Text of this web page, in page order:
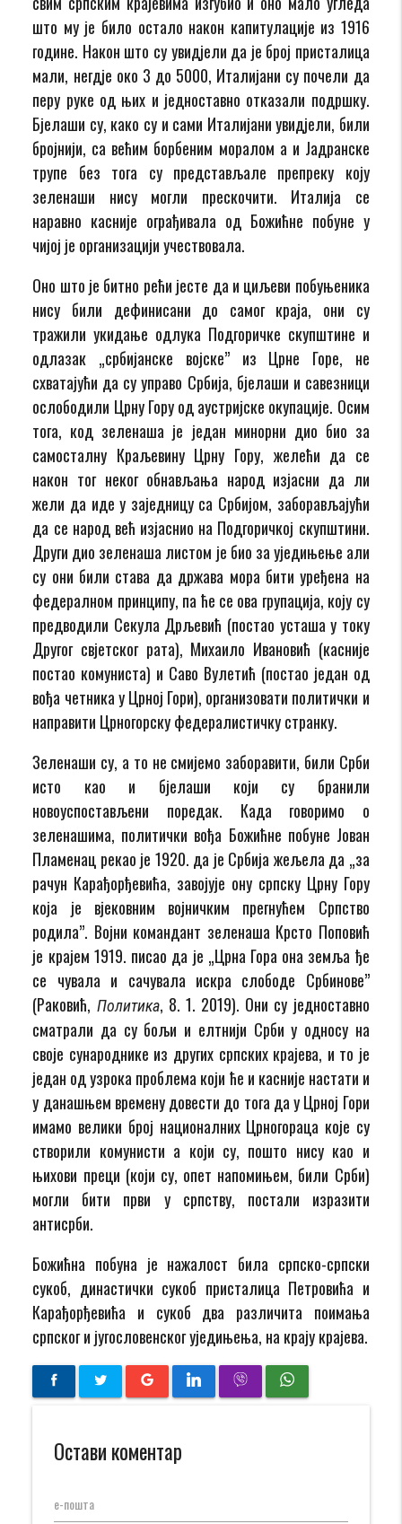
што му је било остало након капитулације из 1916
године. Након што су увидјели да је број присталица
мали, негдје око 3 до 5000, Италијани су почели да
перу руке од њих и једноставно отказали подршку.
Бјелаши су, како су и сами Италијани увидјели, били
бројнији, са већим борбеним моралом а и Јадранске
трупе без тога су представљале препреку коју
зеленаши нису могли прескочити. Италија се
наравно касније ограђивала од Божићне побуне у
чијој је организацији учествовала.
Оно што је битно рећи јесте да и циљеви побуњеника
нису били дефинисани до самог краја, они су
тражили укидање одлука Подгоричке скупштине и
одлазак „србијанске војске” из Црне Горе, не
схватајући да су управо Србија, бјелаши и савезници
ослободили Црну Гору од аустријске окупације. Осим
тога, код зеленаша је један минорни дио био за
самосталну Краљевину Црну Гору, желећи да се
након тог неког обнављања народ изјасни да ли
жели да иде у заједницу са Србијом, заборављајући
да се народ већ изјаснио на Подгоричкој скупштини.
Други дио зеленаша листом је био за уједињење али
су они били става да држава мора бити уређена на
федералном принципу, па ће се ова групација, коју су
предводили Секула Дрљевић (постао усташа у току
Другог свјетског рата), Михаило Ивановић (касније
постао комуниста) и Саво Вулетић (постао један од
вођа четника у Црној Гори), организовати политички и
направити Црногорску федералистичку странку.
Зеленаши су, а то не смијемо заборавити, били Срби
исто као и бјелаши који су бранили
новоуспостављени поредак. Када говоримо о
зеленашима, политички вођа Божићне побуне Јован
Пламенац рекао је 1920. да је Србија жељела да „за
рачун Карађорђевића, завојује ону српску Црну Гору
која је вјековним војничким прегнућем Српство
родила”. Војни командант зеленаша Крсто Поповић
је крајем 1919. писао да је „Црна Гора она земља ђе
се чувала и сачувала искра слободе Србинове”
(Раковић, Политика, 8. 1. 2019). Они су једноставно
сматрали да су бољи и елтнији Срби у односу на
своје сународнике из других српских крајева, и то је
један од узрока проблема који ће и касније настати и
у данашњем времену довести до тога да у Црној Гори
имамо велики број националних Црногораца које су
створили комунисти а који су, пошто нису као и
њихови преци (који су, опет напомињем, били Срби)
могли бити први у српству, постали изразити
антисрби.
Божићна побуна је нажалост била српско-српски
сукоб, династички сукоб присталица Петровића и
Карађорђевића и сукоб два различита поимања
српског и југословенског уједињења, на крају крајева.
Остави коментар
е-пошта